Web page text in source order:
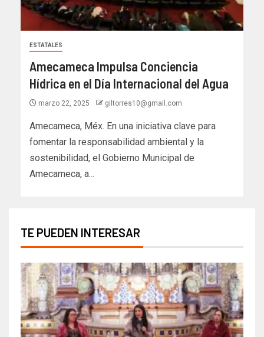
ESTATALES
Amecameca Impulsa Conciencia
Hídrica en el Día Internacional del Agua
marzo 22, 2025 giltorres10@gmail.com
Amecameca, Méx. En una iniciativa clave para
fomentar la responsabilidad ambiental y la
sostenibilidad, el Gobierno Municipal de
Amecameca, a...
TE PUEDEN INTERESAR